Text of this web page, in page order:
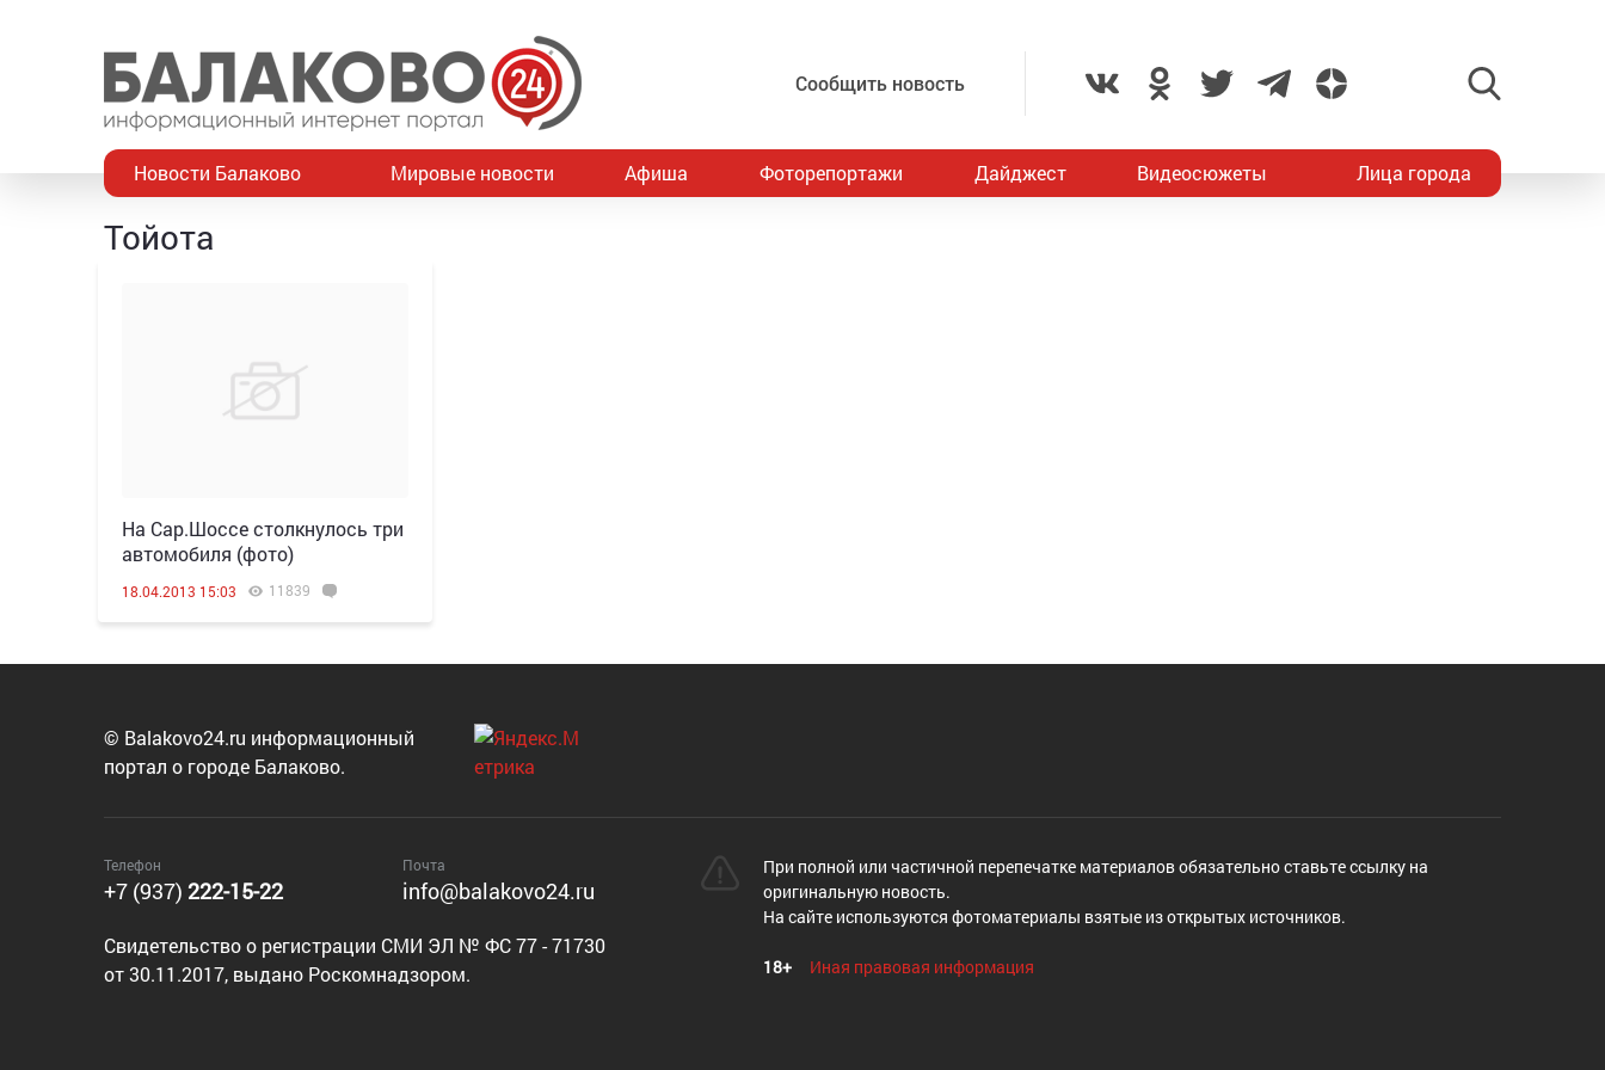
Сообщить новость
Новости Балаково Мировые новости Афиша Фоторепортажи Дайджест Видеосюжеты Лица города
Тойота
На Сар.Шоссе столкнулось три
автомобиля (фото)
18.04.2013 15:03 11839
© Balakovo24.ru информационный
портал о городе Балаково.
Телефон
+7 (937) 222-15-22
Почта
info@balakovo24.ru
Cвидетельство о регистрации СМИ ЭЛ № ФС 77 - 71730
от 30.11.2017, выдано Роскомнадзором.
При полной или частичной перепечатке материалов обязательно ставьте ссылку на
оригинальную новость.
На сайте используются фотоматериалы взятые из открытых источников.
18+ Иная правовая информация